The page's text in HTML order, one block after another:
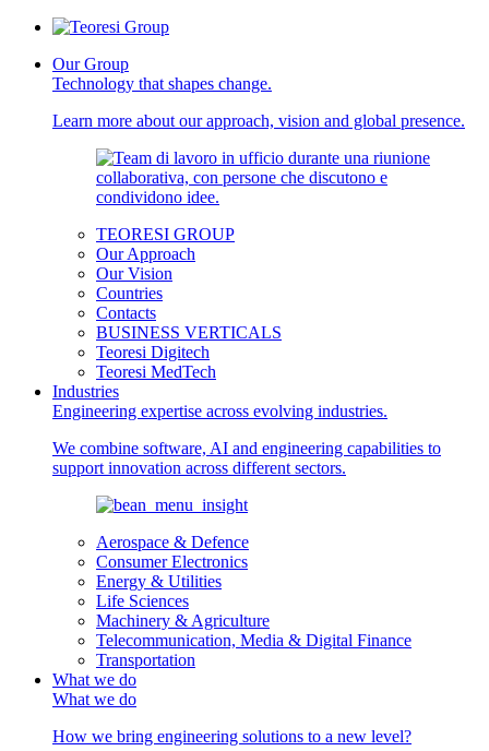
Our Group
Technology that shapes change.
Learn more about our approach, vision and global presence.
TEORESI GROUP
Our Approach
Our Vision
Countries
Contacts
BUSINESS VERTICALS
Teoresi Digitech
Teoresi MedTech
Industries
Engineering expertise across evolving industries.
We combine software, AI and engineering capabilities to
support innovation across different sectors.
Aerospace & Defence
Consumer Electronics
Energy & Utilities
Life Sciences
Machinery & Agriculture
Telecommunication, Media & Digital Finance
Transportation
What we do
What we do
How we bring engineering solutions to a new level?